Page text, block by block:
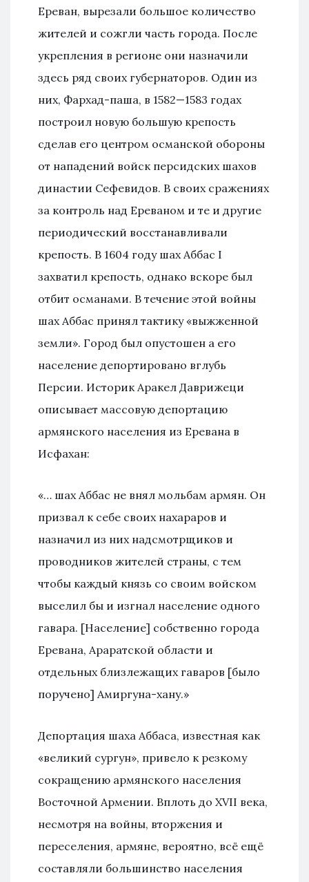
Ереван, вырезали большое количество
жителей и сожгли часть города. После
укрепления в регионе они назначили
здесь ряд своих губернаторов. Один из
них, Фархад-паша, в 1582—1583 годах
построил новую большую крепость
сделав его центром османской обороны
от нападений войск персидских шахов
династии Сефевидов. В своих сражениях
за контроль над Ереваном и те и другие
периодический восстанавливали
крепость. В 1604 году шах Аббас I
захватил крепость, однако вскоре был
отбит османами. В течение этой войны
шах Аббас принял тактику «выжженной
земли». Город был опустошен а его
население депортировано вглубь
Персии. Историк Аракел Даврижеци
описывает массовую депортацию
армянского населения из Еревана в
Исфахан:
«… шах Аббас не внял мольбам армян. Он
призвал к себе своих нахараров и
назначил из них надсмотрщиков и
проводников жителей страны, с тем
чтобы каждый князь со своим войском
выселил бы и изгнал население одного
гавара. [Население] собственно города
Еревана, Араратской области и
отдельных близлежащих гаваров [было
поручено] Амиргуна-хану.»
Депортация шаха Аббаса, известная как
«великий сургун», привело к резкому
сокращению армянского населения
Восточной Армении. Вплоть до XVII века,
несмотря на войны, вторжения и
переселения, армяне, вероятно, всё ещё
составляли большинство населения